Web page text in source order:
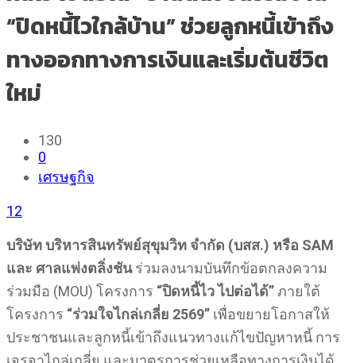
“ปิดหนี้ไวใกล้บ้าน” ช่วยลูกหนี้เข้าถึง
ทางออกทางการเงินและเริ่มต้นชีวิต
ใหม่
130
0
เศรษฐกิจ
12
บริษัท บริหารสินทรัพย์สุขุมวิท จำกัด (บสส.) หรือ SAM
และ ศาลแพ่งตลิ่งชันร่วมลงนามบันทึกข้อตกลงความ
ร่วมมือ (MOU) โครงการ “ปิดหนี้ไว ไปต่อได้”ภายใต้
โครงการ “ร่วมใจไกล่เกลี่ย 2569” เพื่อขยายโอกาสให้
ประชาชนและลูกหนี้เข้าถึงแนวทางแก้ไขปัญหาหนี้ การ